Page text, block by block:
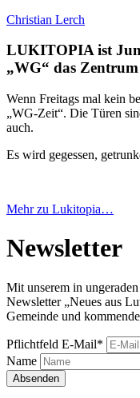
Christian Lerch
LUKITOPIA ist
„WG“ das Zentrum
Wenn Freitags mal kein
„WG-Zeit“. Die Türen
auch.
Es wird gegessen,
Mehr zu Lukitopia…
Newsletter
Mit unserem in
Newsletter „Neues aus
Gemeinde und
Pflichtfeld E-Mail*
Name
Absenden